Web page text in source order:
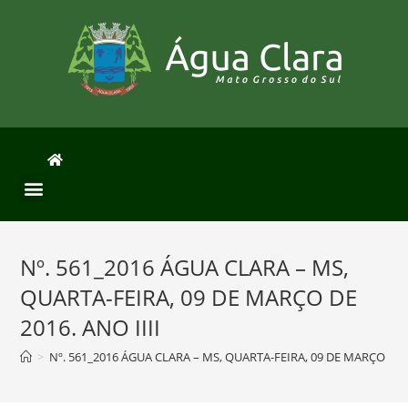
Nº. 561_2016 ÁGUA CLARA – MS,
QUARTA-FEIRA, 09 DE MARÇO DE
2016. ANO IIII
> Nº. 561_2016 ÁGUA CLARA – MS, QUARTA-FEIRA, 09 DE MARÇO